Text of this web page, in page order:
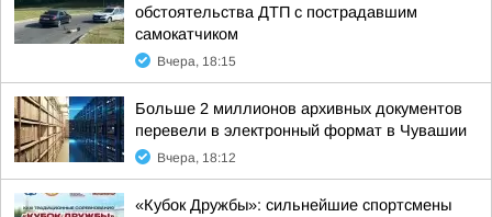
обстоятельства ДТП с пострадавшим
самокатчиком
Вчера, 18:15
Больше 2 миллионов архивных документов
перевели в электронный формат в Чувашии
Вчера, 18:12
«Кубок Дружбы»: сильнейшие спортсмены